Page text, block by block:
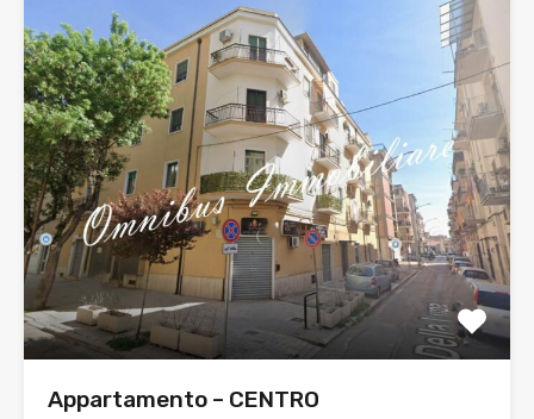
Appartamento – CENTRO